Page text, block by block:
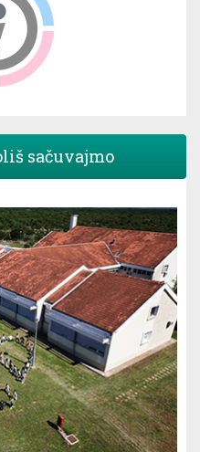
sačuvajmo